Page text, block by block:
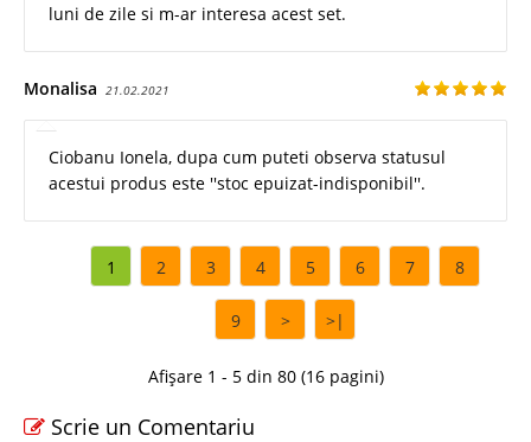
luni de zile si m-ar interesa acest set.
Monalisa 21.02.2021
Ciobanu Ionela, dupa cum puteti observa statusul
acestui produs este ''stoc epuizat-indisponibil''.
1 2 3 4 5 6 7 8
9 > >|
Afișare 1 - 5 din 80 (16 pagini)
Scrie un Comentariu